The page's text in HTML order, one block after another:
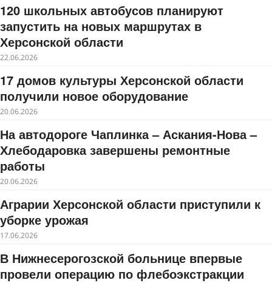
120 школьных автобусов планируют
запустить на новых маршрутах в
Херсонской области
22.06.2026
17 домов культуры Херсонской области
получили новое оборудование
20.06.2026
На автодороге Чаплинка – Аскания-Нова –
Хлебодаровка завершены ремонтные
работы
20.06.2026
Аграрии Херсонской области приступили к
уборке урожая
17.06.2026
В Нижнесерогозской больнице впервые
провели операцию по флебоэкстракции